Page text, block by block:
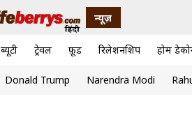
न्यूज़
ब्यूटी ट्रेवल फ़ूड रिलेशनशिप होम
Donald Trump Narendra Modi